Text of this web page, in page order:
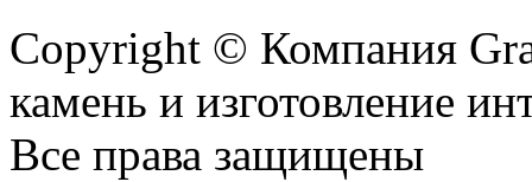
Copyright © Компания
камень и изготовление
Все права защищены